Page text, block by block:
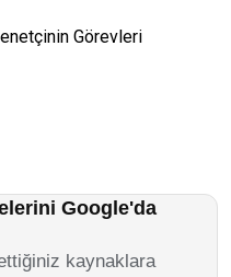
Görevleri
Google'da
kaynaklara